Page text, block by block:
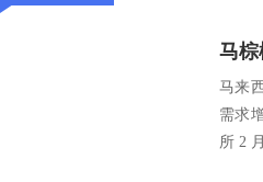
马棕
马来
需求
所 2